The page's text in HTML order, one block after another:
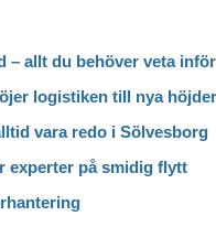
– allt du behöver veta
logistiken till nya höjder
vara redo i Sölvesborg
experter på smidig flytt